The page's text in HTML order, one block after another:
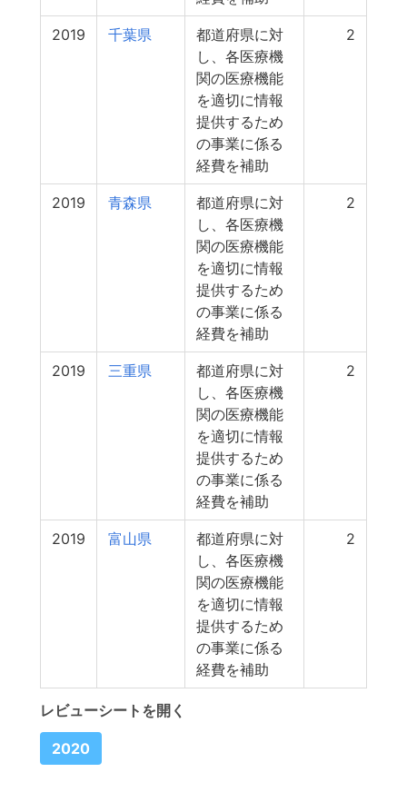
2019 千葉県
都道府県に対
し、各医療機
関の医療機能
を適切に情報
提供するため
の事業に係る
経費を補助
2
2019 青森県
都道府県に対
し、各医療機
関の医療機能
を適切に情報
提供するため
の事業に係る
経費を補助
2
2019 三重県
都道府県に対
し、各医療機
関の医療機能
を適切に情報
提供するため
の事業に係る
経費を補助
2
2019 富山県
都道府県に対
し、各医療機
関の医療機能
を適切に情報
提供するため
の事業に係る
経費を補助
2
レビューシートを開く
2020